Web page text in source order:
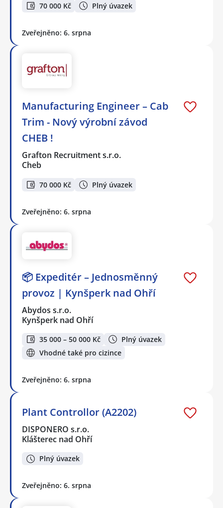
70 000 Kč Plný úvazek
Zveřejněno: 6. srpna
Manufacturing Engineer – Cab
Trim - Nový výrobní závod
CHEB !
Grafton Recruitment s.r.o.
Cheb
70 000 Kč Plný úvazek
Zveřejněno: 6. srpna
📦 Expeditér – Jednosměnný
provoz | Kynšperk nad Ohří
Abydos s.r.o.
Kynšperk nad Ohří
35 000 – 50 000 Kč
Plný úvazek
Vhodné také pro cizince
Zveřejněno: 6. srpna
Plant Controllor (A2202)
DISPONERO s.r.o.
Klášterec nad Ohří
Plný úvazek
Zveřejněno: 6. srpna